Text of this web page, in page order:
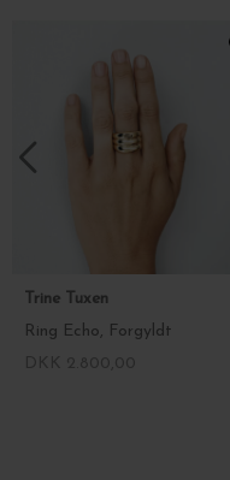
Trine Tuxen
Ring Echo, Forgyldt